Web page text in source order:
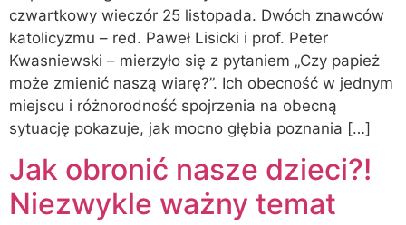
czwartkowy wieczór 25 listopada. Dwóch znawców
katolicyzmu – red. Paweł Lisicki i prof. Peter
Kwasniewski – mierzyło się z pytaniem „Czy papież
może zmienić naszą wiarę?”. Ich obecność w jednym
miejscu i różnorodność spojrzenia na obecną
sytuację pokazuje, jak mocno głębia poznania […]
Jak obronić nasze dzieci?!
Niezwykle ważny temat